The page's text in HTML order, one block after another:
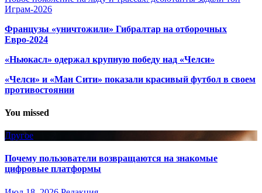
Играм-2026
Французы «уничтожили» Гибралтар на отборочных
Евро-2024
«Ньюкасл» одержал крупную победу над «Челси»
«Челси» и «Ман Сити» показали красивый футбол в своем
противостоянии
You missed
Другое
Почему пользователи возвращаются на знакомые
цифровые платформы